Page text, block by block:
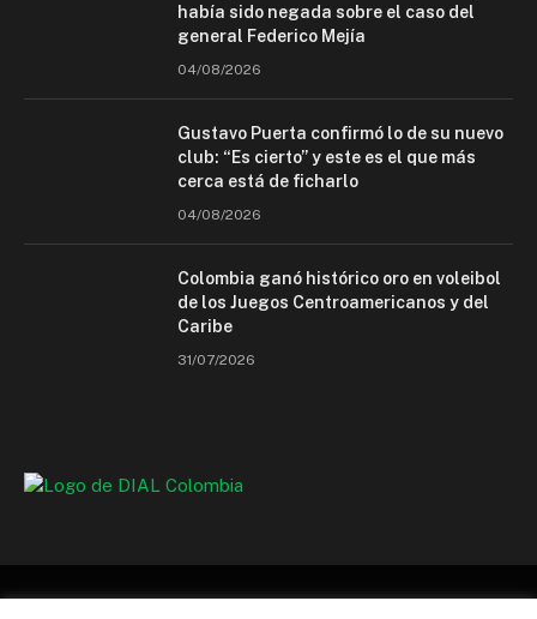
había sido negada sobre el caso del
general Federico Mejía
04/08/2026
Gustavo Puerta confirmó lo de su nuevo
club: “Es cierto” y este es el que más
cerca está de ficharlo
04/08/2026
Colombia ganó histórico oro en voleibol
de los Juegos Centroamericanos y del
Caribe
31/07/2026